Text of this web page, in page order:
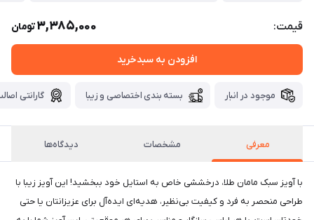
قیمت: 3,385,000تومان
افزودن به سبدخرید
موجود در انبار بسته بندی اختصاصی و زیبا گارانتی
معرفی مشخصات دیدگاه‌ها
با آویز سبک مامان طلا، درخششی خاص به استایل خود ببخشید! این آویز زیبا با
طراحی منحصر به فرد و کیفیت بی‌نظیر، هدیه‌ای ایده‌آل برای عزیزانتان یا حتی